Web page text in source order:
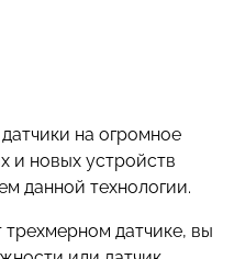
на огромное
и новых устройств
данной технологии.
трехмерном датчике, вы